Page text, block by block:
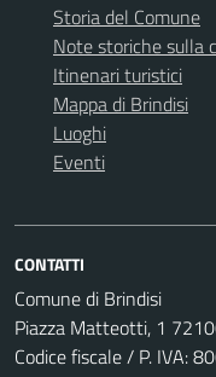
Storia del Comune
Note storiche sulla
Itinenari turistici
Mappa di Brindisi
Luoghi
Eventi
CONTATTI
Comune di Brindisi
Piazza Matteotti, 1
Codice fiscale / P. IVA: